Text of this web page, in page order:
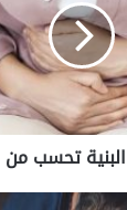
تحسب من